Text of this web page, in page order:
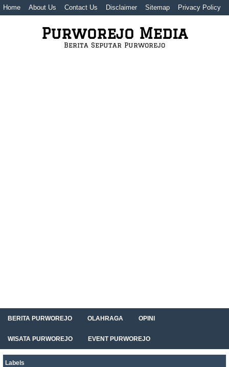
Home About Us Contact Us Disclaimer Sitemap Privacy Policy
Purworejo Media
Berita Seputar Purworejo
BERITA PURWOREJO OLAHRAGA OPINI
WISATA PURWOREJO EVENT PURWOREJO
Labels